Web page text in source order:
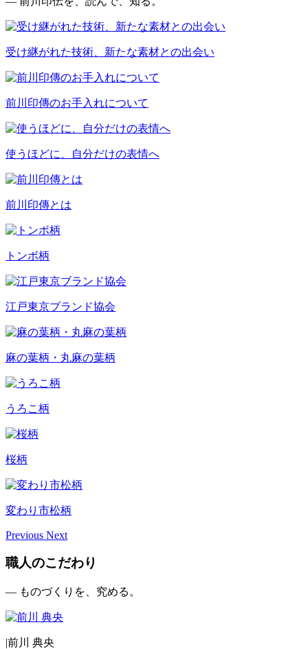
受け継がれた技術、新たな素材との出会い
前川印傳のお手入れについて
使うほどに、自分だけの表情へ
前川印傳とは
トンボ柄
江戸東京ブランド協会
麻の葉柄・丸麻の葉柄
うろこ柄
桜柄
変わり市松柄
Previous Next
職人のこだわり
— ものづくりを、究める。
|前川 典央